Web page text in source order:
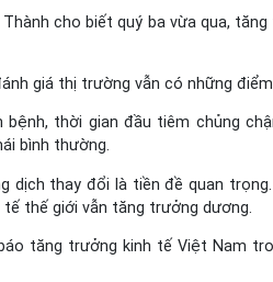
Thành cho biết quý ba vừa qua,
giá thị trường vẫn có những
thời gian đầu tiêm chủng
bình thường.
dịch thay đổi là tiền đề quan
thế giới vẫn tăng trưởng dương.
tăng trưởng kinh tế Việt Nam